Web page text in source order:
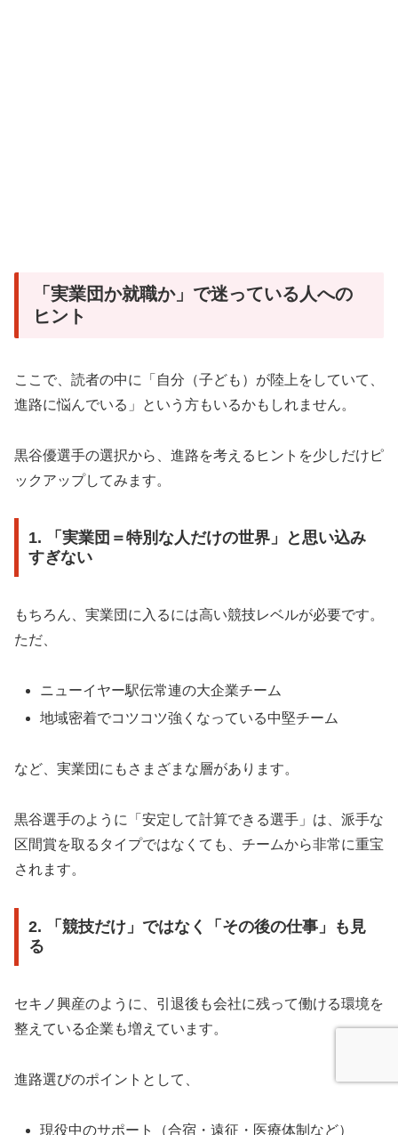
「実業団か就職か」で迷っている人への
ヒント
ここで、読者の中に「自分（子ども）が陸上をしていて、
進路に悩んでいる」という方もいるかもしれません。
黒谷優選手の選択から、進路を考えるヒントを少しだけピ
ックアップしてみます。
1. 「実業団＝特別な人だけの世界」と思い込み
すぎない
もちろん、実業団に入るには高い競技レベルが必要です。
ただ、
ニューイヤー駅伝常連の大企業チーム
地域密着でコツコツ強くなっている中堅チーム
など、実業団にもさまざまな層があります。
黒谷選手のように「安定して計算できる選手」は、派手な
区間賞を取るタイプではなくても、チームから非常に重宝
されます。
2. 「競技だけ」ではなく「その後の仕事」も見
る
セキノ興産のように、引退後も会社に残って働ける環境を
整えている企業も増えています。
進路選びのポイントとして、
現役中のサポート（合宿・遠征・医療体制など）